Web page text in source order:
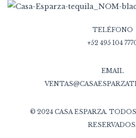
TELÉFONO
+52 495 104
EMAIL
© 2024 CASA ESPARZA.
RESERVADOS.